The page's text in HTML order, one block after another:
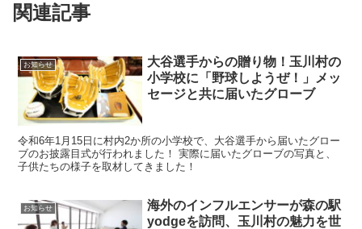
関連記事
お知らせ
大谷選手からの贈り物！玉川村の
小学校に「野球しようぜ！」メッ
セージと共に届いたグローブ
令和6年1月15日に村内2か所の小学校で、大谷選手から届いたグロー
ブのお披露目式が行われました！ 実際に届いたグローブの写真と、
子供たちの様子を取材してきました！
お知らせ
海外のインフルエンサーが森の駅
yodgeを訪問、玉川村の魅力を世